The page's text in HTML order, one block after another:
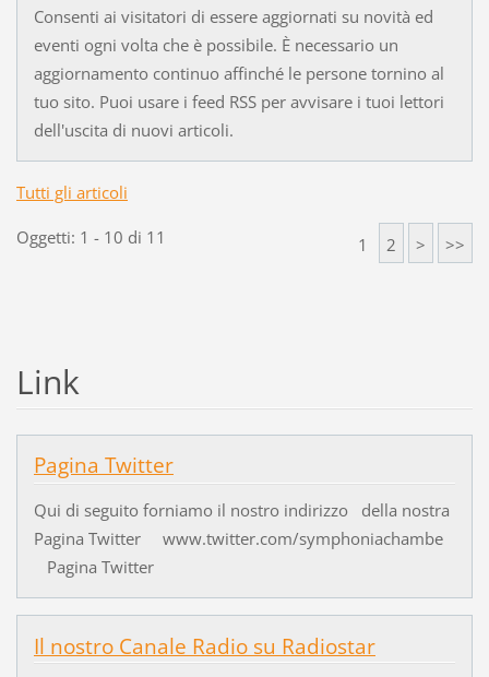
Consenti ai visitatori di essere aggiornati su novità ed
eventi ogni volta che è possibile. È necessario un
aggiornamento continuo affinché le persone tornino al
tuo sito. Puoi usare i feed RSS per avvisare i tuoi lettori
dell'uscita di nuovi articoli.
Tutti gli articoli
Oggetti: 1 - 10 di 11 1 2 > >>
Link
Pagina Twitter
Qui di seguito forniamo il nostro indirizzo della nostra
Pagina Twitter www.twitter.com/symphoniachambe
Pagina Twitter
Il nostro Canale Radio su Radiostar